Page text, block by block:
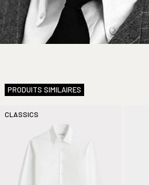
PRODUITS SIMILAIRES
CLASSICS